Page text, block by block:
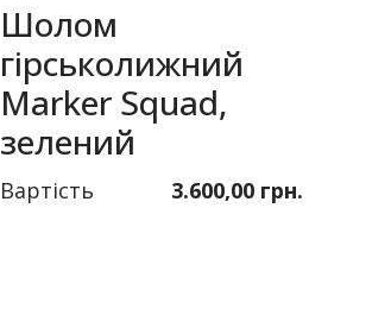
Шолом
гірськолижний
Marker Squad,
зелений
Вартість 3.600,00 грн.